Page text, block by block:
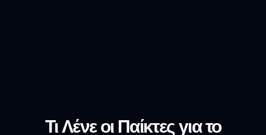
Τι Λένε οι Παίκτες για το